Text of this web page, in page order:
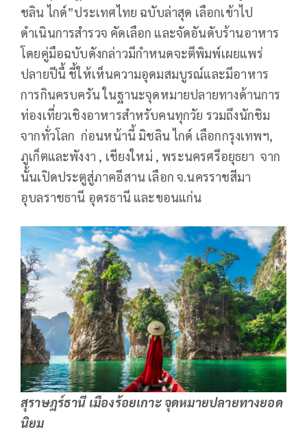
ชลิน ไกด์”ประเทศไทย ฉบับล่าสุด เลือกเข้าไป
ดำเนินการสำรวจ คัดเลือก และจัดอันดับร้านอาหาร
โดยคู่มือฉบับดังกล่าวมีกำหนดจะตีพิมพ์เผยแพร่
ปลายปีนื้ ชี้ให้เห็นความอุดมสมบูรณ์และมีอาหาร
การกินครบครัน ในฐานะจุดหมายปลายทางด้านการ
ท่องเที่ยวเชิงอาหารสำหรับคนทุกวัย รวมถึงนักชิม
จากทั่วโลก ก่อนหน้านี้ มิชลิน ไกด์ เลือกกรุงเทพฯ,
ภูเก็ตและพังงา , เชียงใหม่ , พระนครศรีอยุธยา จาก
นั้นเปิดประตูสู่ภาคอีสาน เลือก จ.นครราชสีมา
อุบลราชธานี อุดรธานี และขอนแก่น
สุราษฎร์ธานี เมืองร้อยเกาะ จุดหมายปลายทางยอด
นิยม